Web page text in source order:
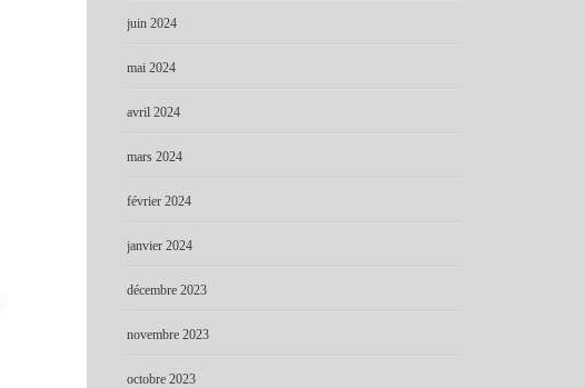
juin 2024
mai 2024
avril 2024
mars 2024
février 2024
janvier 2024
décembre 2023
novembre 2023
octobre 2023